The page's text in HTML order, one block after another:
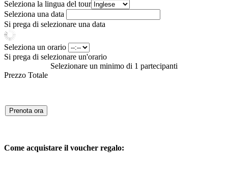
Seleziona la lingua del tour
Seleziona una data
Si prega di selezionare una data
Seleziona un orario
Si prega di selezionare un'orario
Selezionare un minimo di 1 partecipanti
Prezzo Totale
Prenota ora
Come acquistare il voucher regalo: